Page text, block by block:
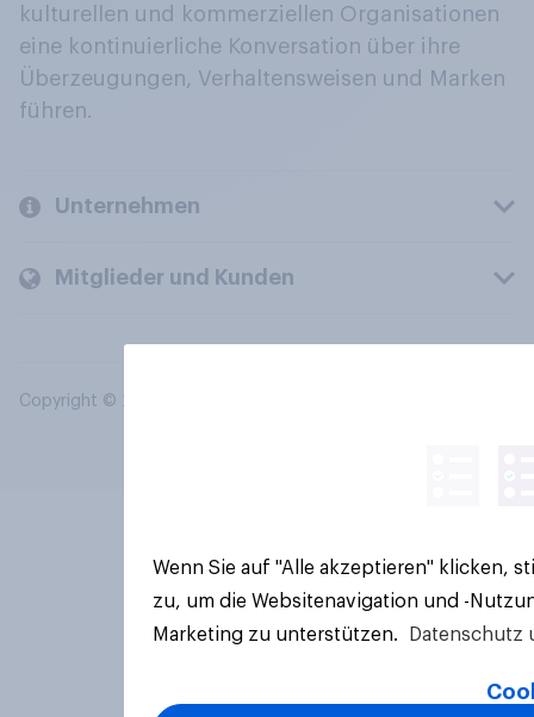
kulturellen und kommerziellen Organisationen
eine kontinuierliche Konversation über ihre
Überzeugungen, Verhaltensweisen und Marken
führen.
Unternehmen
Mitglieder und Kunden
Copyright © 2026 YouGov PLC. Alle Rechte vorbehalten.
Wenn Sie auf "Alle akzeptieren" klicken,
zu, um die Websitenavigation und -
Marketing zu unterstützen.
Datenschutz